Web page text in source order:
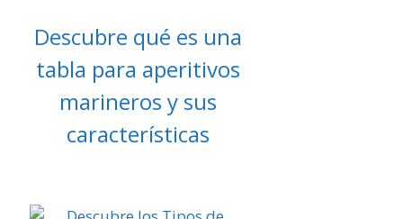
Descubre qué es una
tabla para aperitivos
marineros y sus
características